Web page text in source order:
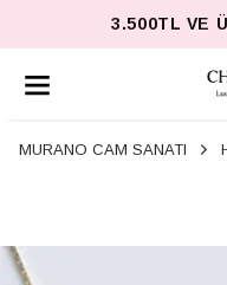
3.500TL VE
MURANO CAM SANATI